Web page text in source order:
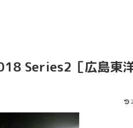
Series2［広島東